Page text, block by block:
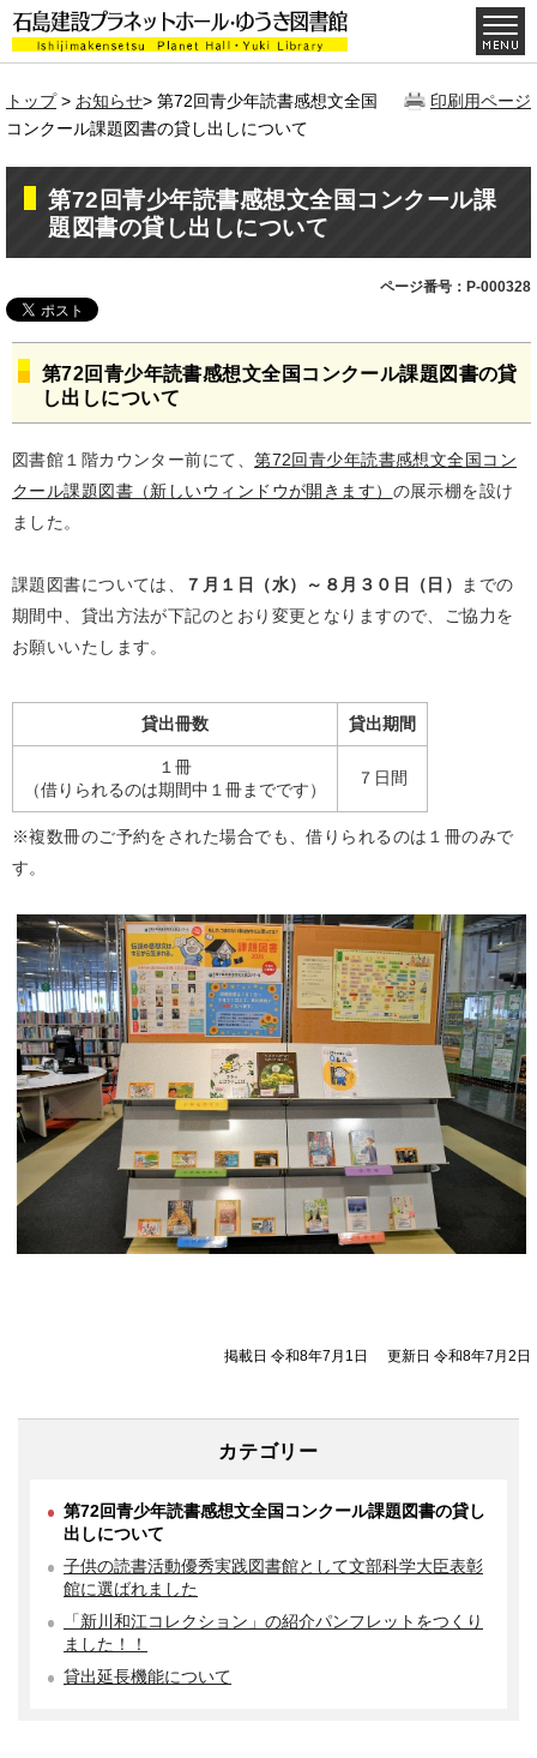
印刷用ページ
トップ> お知らせ> 第72回青少年読書感想文全国
コンクール課題図書の貸し出しについて
第72回青少年読書感想文全国コンクール課
題図書の貸し出しについて
ページ番号：P-000328
第72回青少年読書感想文全国コンクール課題図書の貸
し出しについて
図書館１階カウンター前にて、第72回青少年読書感想文全国コン
クール課題図書（新しいウィンドウが開きます） の展示棚を設け
ました。
課題図書については、 ７月１日（水）～８月３０日（日）
までの
期間中、貸出方法が下記のとおり変更となりますので、ご協力を
お願いいたします。
貸出冊数 貸出期間
１冊
（借りられるのは期間中１冊までです）
７日間
※複数冊のご予約をされた場合でも、借りられるのは１冊のみで
す。
掲載日 令和8年7月1日 更新日 令和8年7月2日
カテゴリー
第72回青少年読書感想文全国コンクール課題図書の貸し
出しについて
子供の読書活動優秀実践図書館として文部科学大臣表彰
館に選ばれました
「新川和江コレクション」の紹介パンフレットをつくり
ました！！
貸出延長機能について